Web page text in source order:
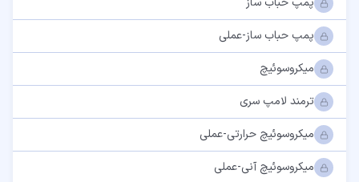
پمپ حباب ساز-عملی
میکروسوئیچ
ترمند لامپ سری
میکروسوئیچ حرارتی-عملی
میکروسوئیچ آنی-عملی